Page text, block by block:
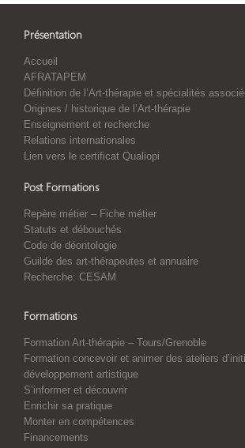
Présentation
Accueil
AFRATAPEM
Définition de l’Art-thérapie et spécialités
Origines / historique de l’Art-thérapie
Enseignement et recherche
Relations internationales
Lien vers le certificat Qualiopi
Post Formations
Repère métier – Fiche métier
Statuts et débouchés
Code de déontologie
Guilde des art-thérapeutes et annuaire
Recherche: CESAM
Formations
Formation Art-thérapie – Tours/Grenoble
Formation concevoir et animer des ateliers
développement artistique
S’informer et découvrir
Enrichir sa pratique
Monter en compétences
Financements